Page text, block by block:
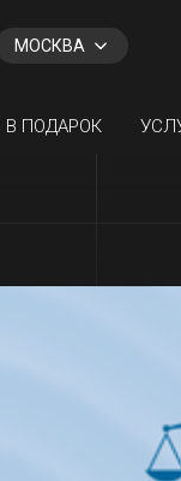
МОСКВА
В ПОДАРОК